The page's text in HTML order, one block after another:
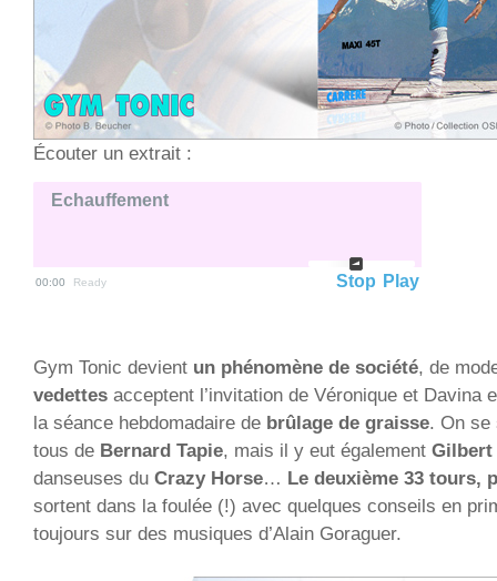
Écouter un extrait :
Echauffement
00:00 Ready Play
Stop
Gym Tonic devient un phénomène de société, de
vedettes acceptent l’invitation de Véronique et Davina
la séance hebdomadaire de brûlage de graisse. On se
tous de Bernard Tapie, mais il y eut également Gilbert
danseuses du Crazy Horse… Le deuxième 33 tours,
sortent dans la foulée (!) avec quelques conseils en
toujours sur des musiques d’Alain Goraguer.